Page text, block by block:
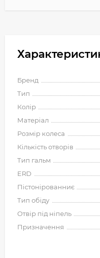
Бренд
Тип
Колір
Матеріал
Розмір колеса
Кількість отворів
Тип гальм
ERD
Пістонірованниє
Тип обіду
Отвір під ніпель
Призначення